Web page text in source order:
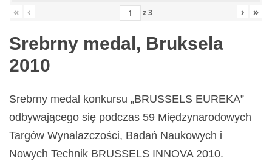
« ‹ z3 › »
Srebrny medal, Bruksela
2010
Srebrny medal konkursu „BRUSSELS EUREKA”
odbywającego się podczas 59 Międzynarodowych
Targów Wynalazczości, Badań Naukowych i
Nowych Technik BRUSSELS INNOVA 2010.